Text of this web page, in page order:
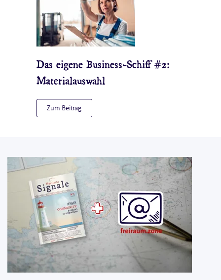
Das eigene Business-Schiff #2:
Materialauswahl
Zum Beitrag